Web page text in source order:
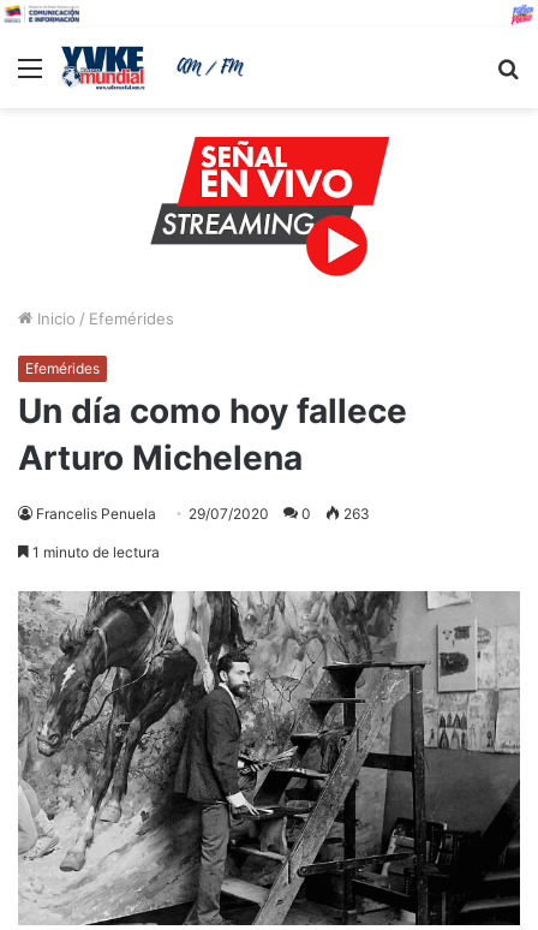
Menu
Inicio / Efemérides
Efemérides
Un día como hoy fallece
Arturo Michelena
Francelis Penuela 29/07/2020 0 263
1 minuto de lectura